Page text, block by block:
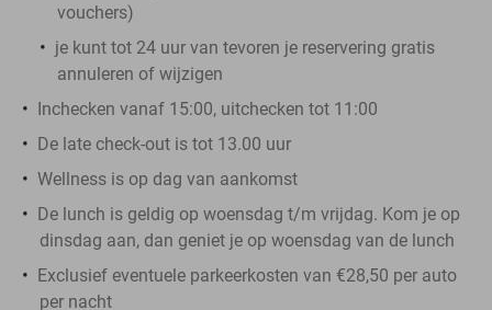
vouchers)
je kunt tot 24 uur van tevoren je reservering gratis
annuleren of wijzigen
Inchecken vanaf 15:00, uitchecken tot 11:00
De late check-out is tot 13.00 uur
Wellness is op dag van aankomst
De lunch is geldig op woensdag t/m vrijdag. Kom je op
dinsdag aan, dan geniet je op woensdag van de lunch
Exclusief eventuele parkeerkosten van €28,50 per auto
per nacht